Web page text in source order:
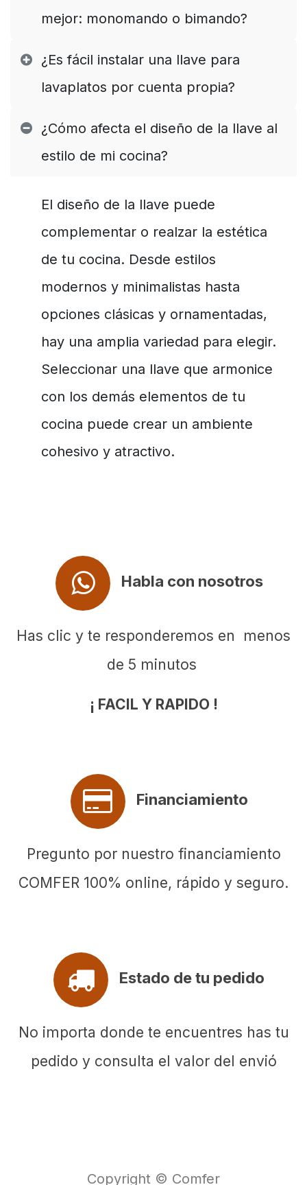
mejor: monomando o bimando?
¿Es fácil instalar una llave para
lavaplatos por cuenta propia?
¿Cómo afecta el diseño de la llave al
estilo de mi cocina?
El diseño de la llave puede
complementar o realzar la estética
de tu cocina. Desde estilos
modernos y minimalistas hasta
opciones clásicas y ornamentadas,
hay una amplia variedad para elegir.
Seleccionar una llave que armonice
con los demás elementos de tu
cocina puede crear un ambiente
cohesivo y atractivo.
Habla con nosotros
Has clic y te responderemos en menos
de 5 minutos
¡ FACIL Y RAPIDO !
Financiamiento
Pregunto por nuestro financiamiento
COMFER 100% online, rápido y seguro.
Estado de tu pedido
No importa donde te encuentres has tu
pedido y consulta el valor del envió
Copyright © Comfer